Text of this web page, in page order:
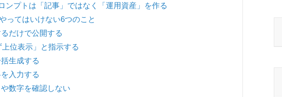
ンプトは「記事」ではなく「運用資産」を作る
ってはいけない6つのこと
だけで公開する
位表示」と指示する
生成する
入力する
数字を確認しない